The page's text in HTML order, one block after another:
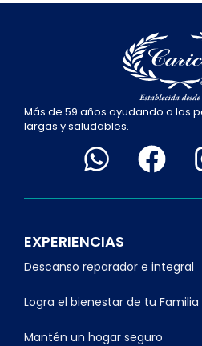
Más de 59 años ayudando a las
largas y saludables.
EXPERIENCIAS
Descanso reparador e integral
Logra el bienestar de tu Familia
Mantén un hogar seguro